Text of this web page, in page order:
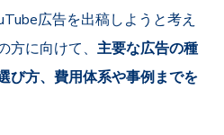
広告を出稿しようと考え
方に向けて、主要な広告の種
び方、費用体系や事例までを